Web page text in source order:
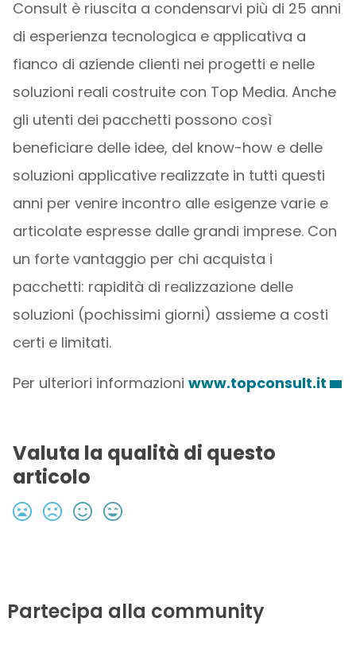
Consult è riuscita a condensarvi più di 25 anni
di esperienza tecnologica e applicativa a
fianco di aziende clienti nei progetti e nelle
soluzioni reali costruite con Top Media. Anche
gli utenti dei pacchetti possono così
beneficiare delle idee, del know-how e delle
soluzioni applicative realizzate in tutti questi
anni per venire incontro alle esigenze varie e
articolate espresse dalle grandi imprese. Con
un forte vantaggio per chi acquista i
pacchetti: rapidità di realizzazione delle
soluzioni (pochissimi giorni) assieme a costi
certi e limitati.
Per ulteriori informazioni www.topconsult.it
Valuta la qualità di questo
articolo
Partecipa alla community